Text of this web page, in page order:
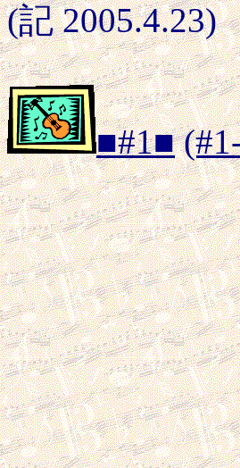
(記 2005.4.23)
■#1■